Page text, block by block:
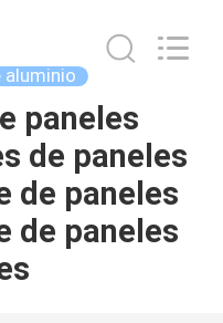
aluminio
paneles
de paneles
de paneles
de paneles